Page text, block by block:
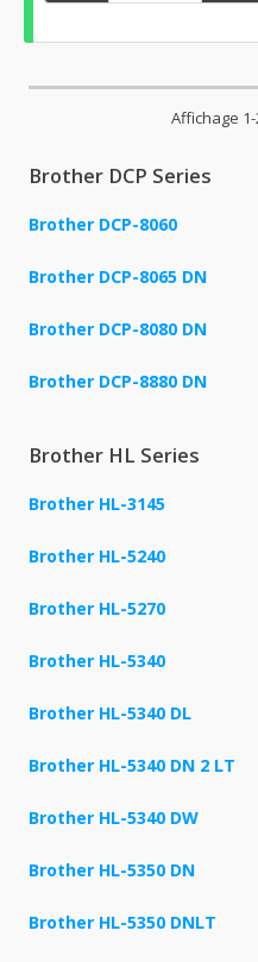
Affichage
Brother DCP Series
Brother DCP-8060
Brother DCP-8065 DN
Brother DCP-8080 DN
Brother DCP-8880 DN
Brother HL Series
Brother HL-3145
Brother HL-5240
Brother HL-5270
Brother HL-5340
Brother HL-5340 DL
Brother HL-5340 DN 2 LT
Brother HL-5340 DW
Brother HL-5350 DN
Brother HL-5350 DNLT